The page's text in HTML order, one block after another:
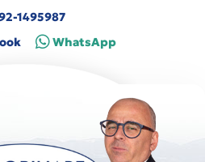
1495987
WhatsApp